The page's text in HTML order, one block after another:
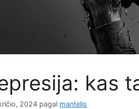
kas
2024 pagal mantelis